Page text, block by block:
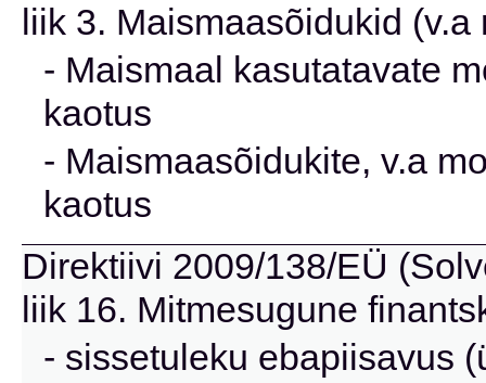
liik 3. Maismaasõidukid
- Maismaal kasutatavate
kaotus
- Maismaasõidukite, v.a
kaotus
Direktiivi 2009/138/EÜ
liik 16. Mitmesugune
- sissetuleku ebapiisavus